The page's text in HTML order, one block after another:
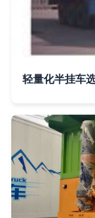
轻量化半挂车